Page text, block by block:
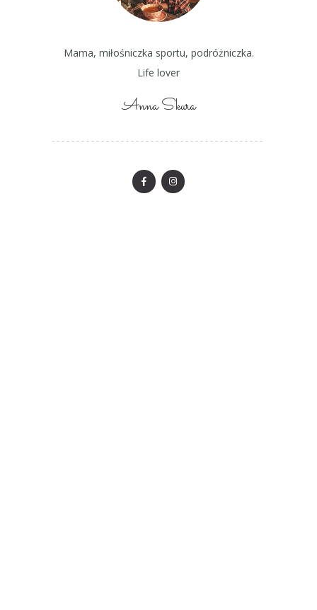
Mama, miłośniczka sportu, podróżniczka.
Life lover
Anna Skura